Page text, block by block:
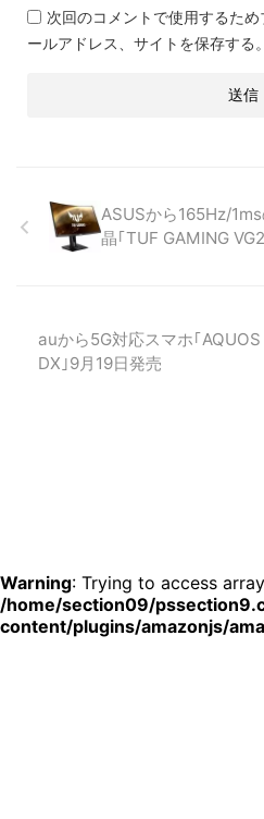
次回のコメントで使用するた
ールアドレス、サイトを保存する。
ASUSから165Hz/
晶｢TUF GAMING
auから5G対応スマホ｢
DX｣9月19日発売
Warning: Trying to access
/home/section09/
content/plugins/amazonjs/